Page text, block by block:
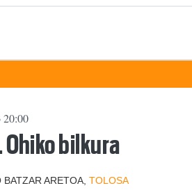
20:00
Ohiko bilkura
BATZAR ARETOA, TOLOSA